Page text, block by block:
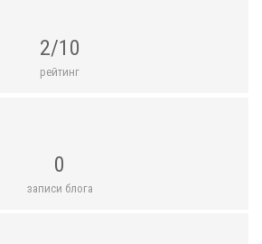
2/10
рейтинг
0
записи блога